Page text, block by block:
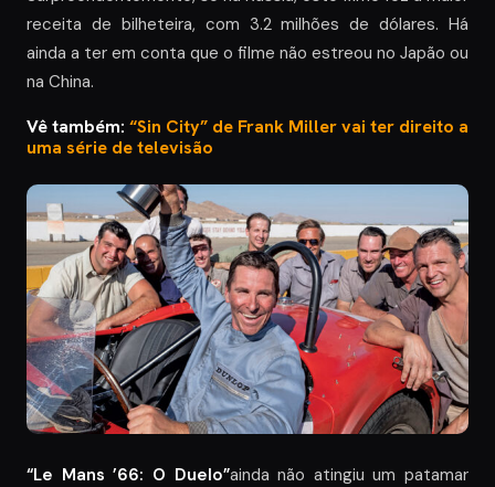
receita de bilheteira, com 3.2 milhões de dólares. Há
ainda a ter em conta que o filme não estreou no Japão ou
na China.
Vê também: “Sin City” de Frank Miller vai ter direito a
uma série de televisão
“Le Mans ’66: O Duelo”ainda não atingiu um patamar